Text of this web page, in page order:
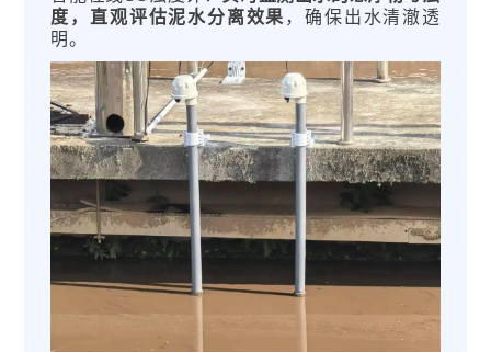
度，直观评估泥水分离效果 ，确保出水清澈透
明。